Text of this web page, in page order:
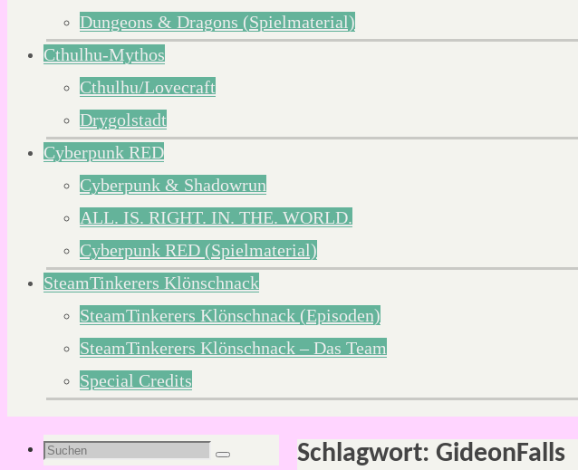
Dungeons & Dragons (Spielmaterial)
Cthulhu-Mythos
Cthulhu/Lovecraft
Drygolstadt
Cyberpunk RED
Cyberpunk & Shadowrun
ALL. IS. RIGHT. IN. THE. WORLD.
Cyberpunk RED (Spielmaterial)
SteamTinkerers Klönschnack
SteamTinkerers Klönschnack (Episoden)
SteamTinkerers Klönschnack – Das Team
Special Credits
Schlagwort: GideonFalls
Suchen
Suchen